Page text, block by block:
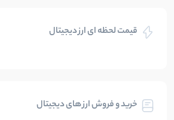
بلاکچین
تحلیل
قیمت لحظه ای ارز دیجیتال
خرید و فروش ارز های دیجیتال